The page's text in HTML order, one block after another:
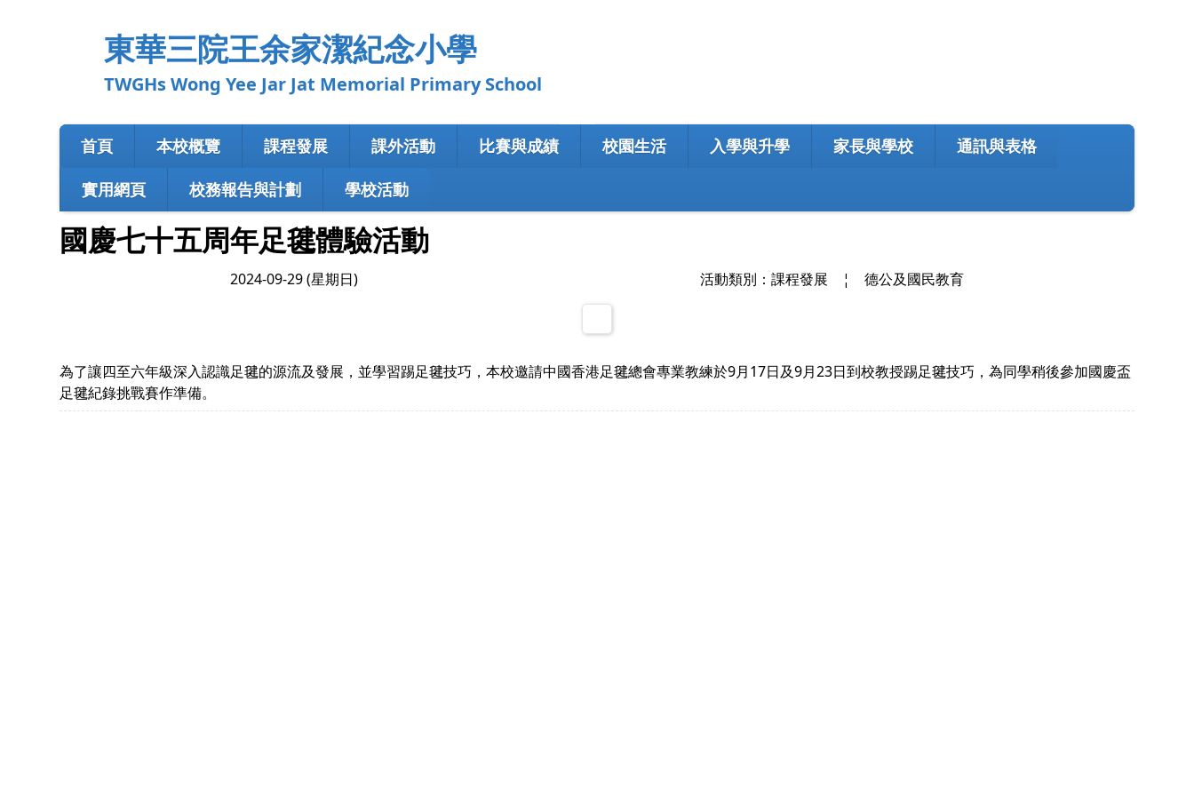
東華三院王余家潔紀念小學
TWGHs Wong Yee Jar Jat Memorial Primary School
首頁 本校概覽 課程發展 課外活動 比賽與成績 校園生活 入學與升學 家長與學校 通訊與表格
實用網頁 校務報告與計劃 學校活動
國慶七十五周年足毽體驗活動
2024-09-29 (星期日) 活動類別：課程發展 ¦ 德公及國民教育
為了讓四至六年級深入認識足毽的源流及發展，並學習踢足毽技巧，本校邀請中國香港足毽總會專業教練於9月17日及9月23日到校教授踢足毽技巧，為同學稍後參加國慶盃
足毽紀錄挑戰賽作準備。